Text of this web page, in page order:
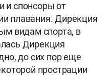
и спонсоры от
плавания. Дирекция
видам спорта, в
Дирекция
до сих пор еще
прострации